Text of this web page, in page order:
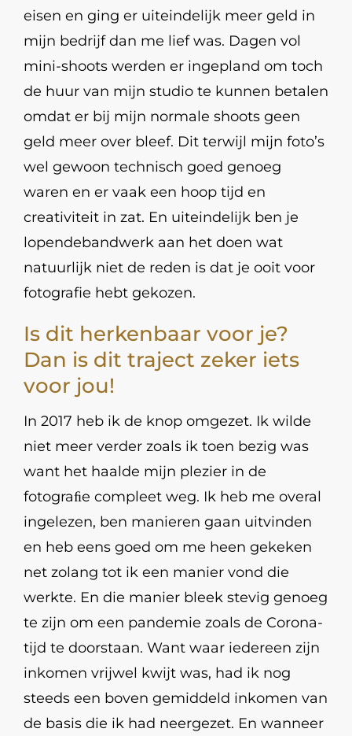
eisen en ging er uiteindelijk meer geld in
mijn bedrijf dan me lief was. Dagen vol
mini-shoots werden er ingepland om toch
de huur van mijn studio te kunnen betalen
omdat er bij mijn normale shoots geen
geld meer over bleef. Dit terwijl mijn foto’s
wel gewoon technisch goed genoeg
waren en er vaak een hoop tijd en
creativiteit in zat. En uiteindelijk ben je
lopendebandwerk aan het doen wat
natuurlijk niet de reden is dat je ooit voor
fotografie hebt gekozen.
Is dit herkenbaar voor je?
Dan is dit traject zeker iets
voor jou!
In 2017 heb ik de knop omgezet. Ik wilde
niet meer verder zoals ik toen bezig was
want het haalde mijn plezier in de
fotograﬁe compleet weg. Ik heb me overal
ingelezen, ben manieren gaan uitvinden
en heb eens goed om me heen gekeken
net zolang tot ik een manier vond die
werkte. En die manier bleek stevig genoeg
te zijn om een pandemie zoals de Corona-
tijd te doorstaan. Want waar iedereen zijn
inkomen vrijwel kwijt was, had ik nog
steeds een boven gemiddeld inkomen van
de basis die ik had neergezet. En wanneer